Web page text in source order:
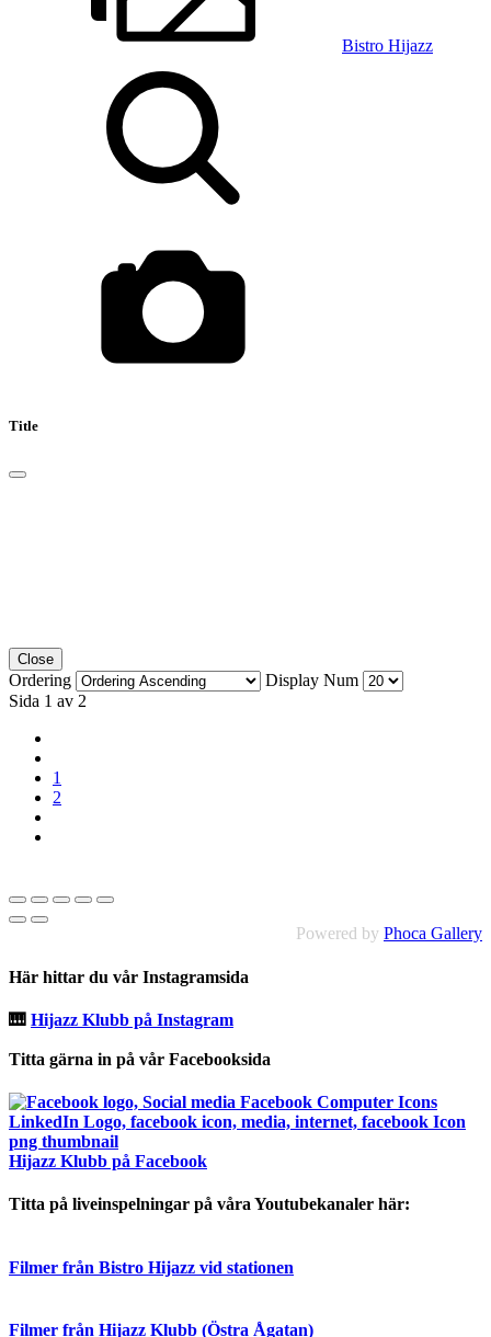
Bistro Hijazz
Title
Close
Ordering
Display Num
Sida 1 av 2
1
2
Powered by Phoca Gallery
Här hittar du vår Instagramsida
🎹 Hijazz Klubb på Instagram
Titta gärna in på vår Facebooksida
Hijazz Klubb på Facebook
Titta på liveinspelningar på våra Youtubekanaler här:
Filmer från Bistro Hijazz vid stationen
Filmer från Hijazz Klubb (Östra Ågatan)